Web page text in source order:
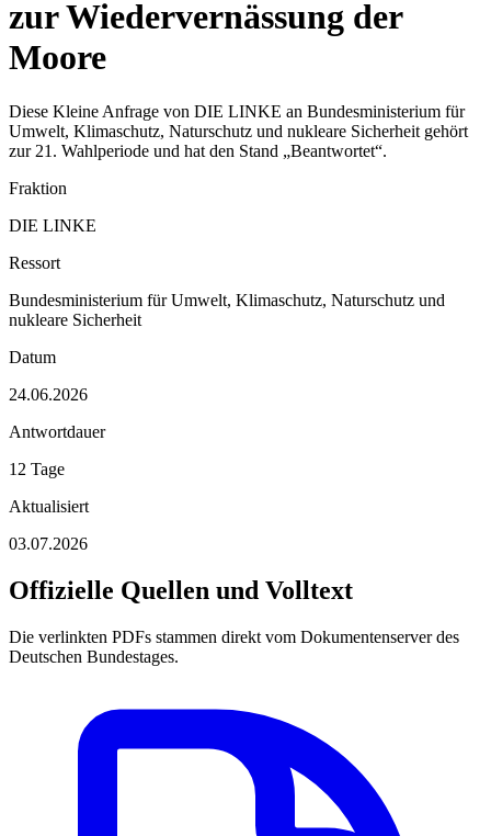
zur Wiedervernässung der
Moore
Diese Kleine Anfrage von DIE LINKE an Bundesministerium für
Umwelt, Klimaschutz, Naturschutz und nukleare Sicherheit gehört
zur 21. Wahlperiode und hat den Stand „Beantwortet“.
Fraktion
DIE LINKE
Ressort
Bundesministerium für Umwelt, Klimaschutz, Naturschutz und
nukleare Sicherheit
Datum
24.06.2026
Antwortdauer
12 Tage
Aktualisiert
03.07.2026
Offizielle Quellen und Volltext
Die verlinkten PDFs stammen direkt vom Dokumentenserver des
Deutschen Bundestages.